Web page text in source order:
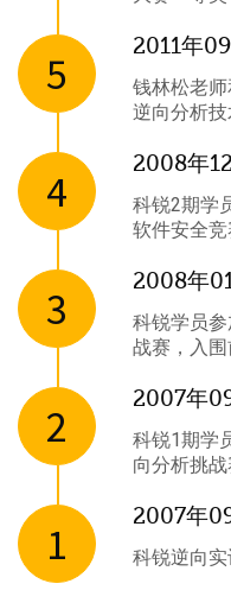
5
2011年
钱林松老
逆向分析技
4
2008年
科锐2期学
软件安全
3
2008年
科锐学员
战赛，入围
2
2007年
科锐1期学
向分析挑
1
2007年
科锐逆向